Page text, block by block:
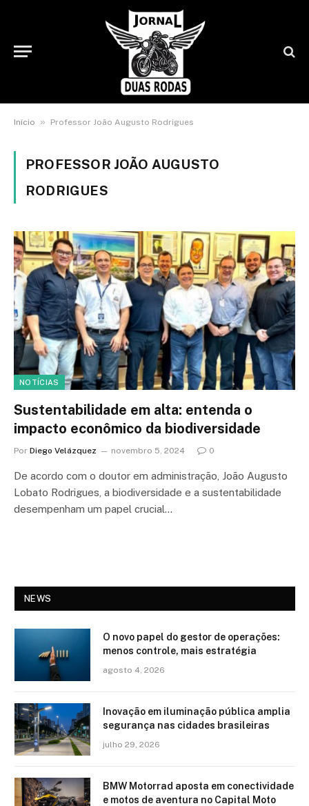
Início » Professor João Augusto Rodrigues
PROFESSOR JOÃO AUGUSTO
RODRIGUES
NOTÍCIAS
Sustentabilidade em alta: entenda o
impacto econômico da biodiversidade
Por Diego Velázquez novembro 5, 2024 0
De acordo com o doutor em administração, João Augusto
Lobato Rodrigues, a biodiversidade e a sustentabilidade
desempenham um papel crucial…
NEWS
O novo papel do gestor de operações:
menos controle, mais estratégia
agosto 4, 2026
Inovação em iluminação pública amplia
segurança nas cidades brasileiras
julho 29, 2026
BMW Motorrad aposta em conectividade
e motos de aventura no Capital Moto